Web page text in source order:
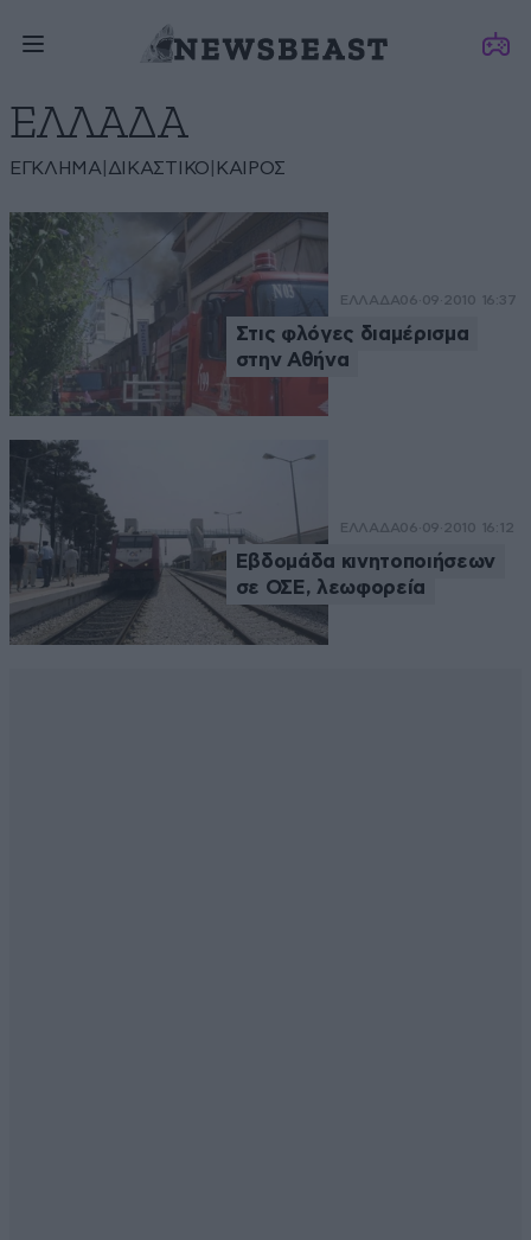
ΕΛΛΑΔΑ
ΈΓΚΛΗΜΑ ΔΙΚΑΣΤΙΚΌ ΚΑΙΡΌΣ
ΕΛΛΑΔΑ06·09·2010 16:37
Στις φλόγες διαμέρισμα
στην Αθήνα
ΕΛΛΑΔΑ06·09·2010 16:12
Εβδομάδα κινητοποιήσεων
σε ΟΣΕ, λεωφορεία